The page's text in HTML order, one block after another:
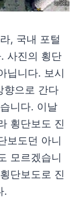
, 국내 포털
사진의 횡단
닙니다. 보시
향으로 간다
니다. 이날
횡단보도 진
보도던 아니
모르겠습니
단보도로 진
.